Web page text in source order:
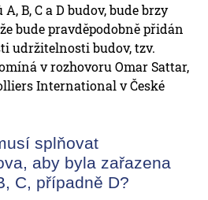
B, C a D budov, bude brzy
bude pravděpodobně přidán
udržitelnosti budov, tzv.
v rozhovoru Omar Sattar,
International v České
splňovat
aby byla zařazena
C, případně D?